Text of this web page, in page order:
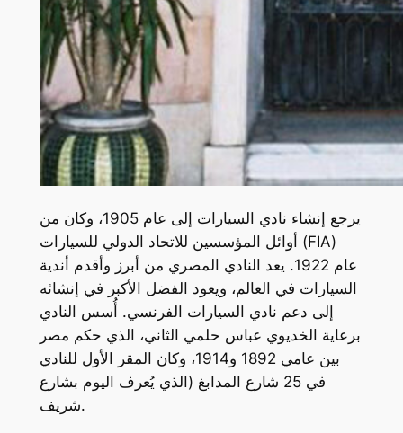
يرجع إنشاء نادي السيارات إلى عام 1905، وكان من
أوائل المؤسسين للاتحاد الدولي للسيارات (FIA)
عام 1922. يعد النادي المصري من أبرز وأقدم أندية
السيارات في العالم، ويعود الفضل الأكبر في إنشائه
إلى دعم نادي السيارات الفرنسي. أُسس النادي
برعاية الخديوي عباس حلمي الثاني، الذي حكم مصر
بين عامي 1892 و1914، وكان المقر الأول للنادي
في 25 شارع المدابغ (الذي يُعرف اليوم بشارع
شريف.